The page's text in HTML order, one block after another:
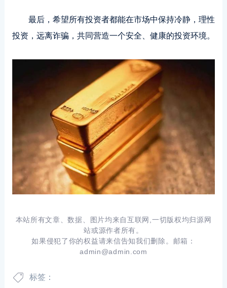
最后，希望所有投资者都能在市场中保持冷静，理性
投资，远离诈骗，共同营造一个安全、健康的投资环境。
本站所有文章、数据、图片均来自互联网,一切版权均归源网
站或源作者所有。
如果侵犯了你的权益请来信告知我们删除。邮箱：
admin@admin.com
标签：